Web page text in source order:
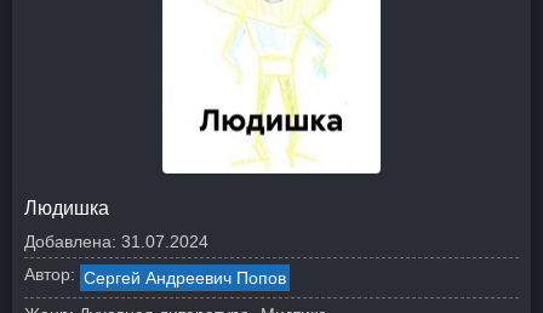
Людишка
Добавлена: 31.07.2024
Автор: Сергей Андреевич Попов